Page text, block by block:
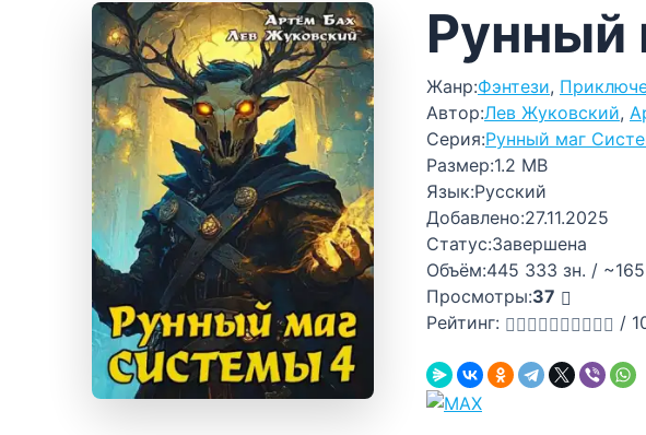
Рунный
Жанр:Фэнтези,
Автор:Лев Жуковский,
Серия:Рунный маг
Размер:1.2 MB
Язык:Русский
Добавлено:27.11.2025
Статус:Завершена
Объём:445 333 зн. /
Просмотры:37
Рейтинг:
/